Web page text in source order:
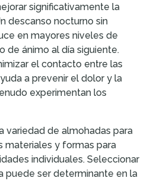
significativamente la
descanso nocturno sin
en mayores niveles de
de ánimo al día siguiente.
el contacto entre las
a prevenir el dolor y la
experimentan los
variedad de almohadas para
materiales y formas para
individuales. Seleccionar
puede ser determinante en la